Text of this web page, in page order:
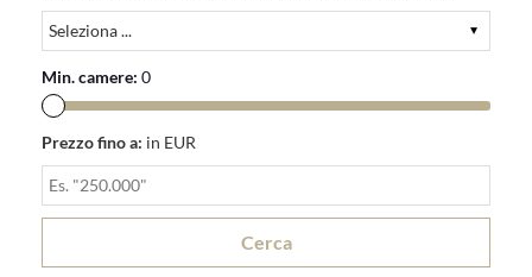
Min. camere: 0
Prezzo fino a: in EUR